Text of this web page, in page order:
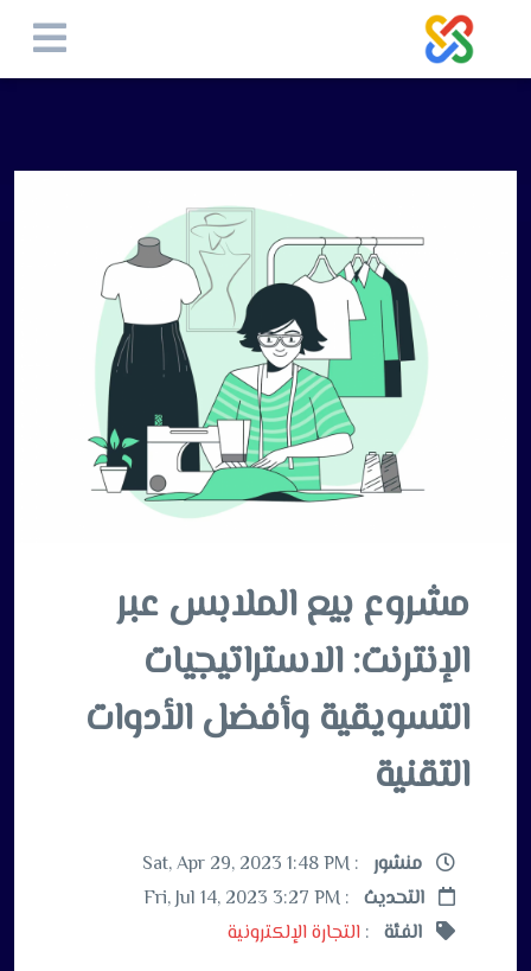
مشروع بيع الملابس عبر
الإنترنت: الاستراتيجيات
التسويقية وأفضل الأدوات
التقنية
منشور : Sat, Apr 29, 2023 1:48 PM
التحديث : Fri, Jul 14, 2023 3:27 PM
الفئة : التجارة الإلكترونية